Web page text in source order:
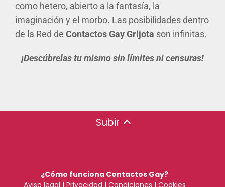
como hetero, abierto a la fantasía, la
imaginación y el morbo. Las posibilidades dentro
de la Red de Contactos Gay Grijota son infinitas.
¡Descúbrelas tu mismo sin límites ni censuras!
Subir
¿Cómo funciona Contactos Gay?